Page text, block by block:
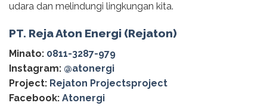
udara dan melindungi lingkungan kita.
PT. Reja Aton Energi (Rejaton)
Minato: 0811-3287-979
Instagram: @‌atonergi
Project: Rejaton Projectsproject
Facebook: Atonergi